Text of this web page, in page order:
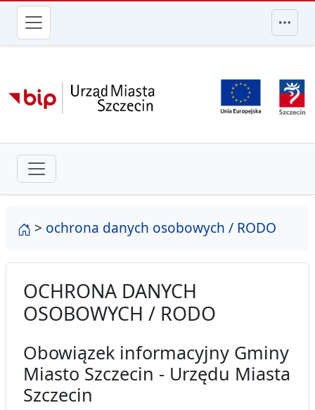
przejdź do głównego menu
strona główna
> ochrona danych osobowych / RODO
OCHRONA DANYCH
OSOBOWYCH / RODO
Obowiązek informacyjny Gminy
Miasto Szczecin - Urzędu Miasta
Szczecin